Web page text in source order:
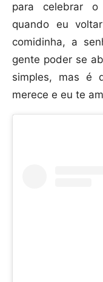
para celebrar o
quando eu
comidinha, a
gente poder se
simples, mas é
merece e eu te